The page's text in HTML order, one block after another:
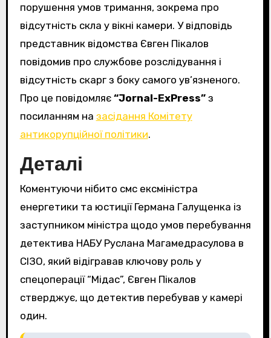
порушення умов тримання, зокрема про
відсутність скла у вікні камери. У відповідь
представник відомства Євген Пікалов
повідомив про службове розслідування і
відсутність скарг з боку самого ув’язненого.
Про це повідомляє “Jornal-ExPress”з
посиланням на засідання Комітету
антикорупційної політики.
Деталі
Коментуючи нібито смс ексміністра
енергетики та юстиції Германа Галущенка із
заступником міністра щодо умов перебування
детектива НАБУ Руслана Магамедрасулова в
СІЗО, який відігравав ключову роль у
спецоперації “Мідас”, Євген Пікалов
стверджує, що детектив перебував у камері
один.